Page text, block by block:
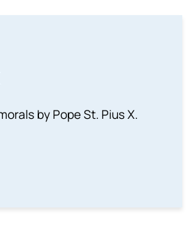
by Pope St. Pius X.